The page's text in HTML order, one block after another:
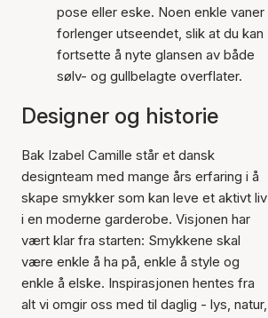
pose eller eske. Noen enkle vaner
forlenger utseendet, slik at du kan
fortsette å nyte glansen av både
sølv- og gullbelagte overflater.
Designer og historie
Bak Izabel Camille står et dansk
designteam med mange års erfaring i å
skape smykker som kan leve et aktivt liv
i en moderne garderobe. Visjonen har
vært klar fra starten: Smykkene skal
være enkle å ha på, enkle å style og
enkle å elske. Inspirasjonen hentes fra
alt vi omgir oss med til daglig - lys, natur,